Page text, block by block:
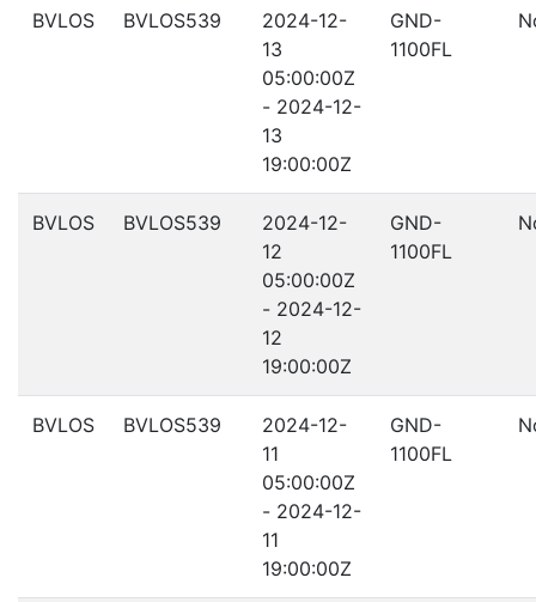
BVLOS BVLOS539
2024-12-
13
05:00:00Z
- 2024-12-
13
19:00:00Z
GND-
1100FL
BVLOS BVLOS539
2024-12-
12
05:00:00Z
- 2024-12-
12
19:00:00Z
GND-
1100FL
BVLOS BVLOS539
2024-12-
11
05:00:00Z
- 2024-12-
11
19:00:00Z
GND-
1100FL